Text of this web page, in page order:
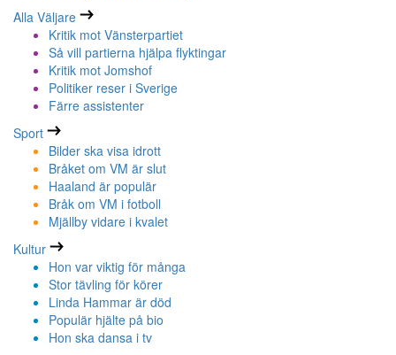
Alla Väljare
Kritik mot Vänsterpartiet
Så vill partierna hjälpa flyktingar
Kritik mot Jomshof
Politiker reser i Sverige
Färre assistenter
Sport
Bilder ska visa idrott
Bråket om VM är slut
Haaland är populär
Bråk om VM i fotboll
Mjällby vidare i kvalet
Kultur
Hon var viktig för många
Stor tävling för körer
Linda Hammar är död
Populär hjälte på bio
Hon ska dansa i tv